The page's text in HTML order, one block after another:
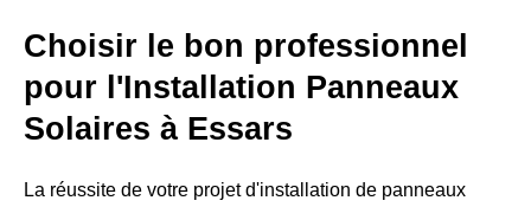
Choisir le bon professionnel
pour l'Installation Panneaux
Solaires à Essars
La réussite de votre projet d'installation de panneaux